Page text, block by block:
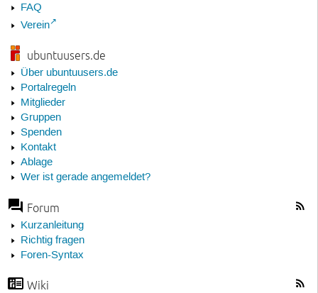
FAQ
Verein
ubuntuusers.de
Über ubuntuusers.de
Portalregeln
Mitglieder
Gruppen
Spenden
Kontakt
Ablage
Wer ist gerade angemeldet?
Forum
Kurzanleitung
Richtig fragen
Foren-Syntax
Wiki